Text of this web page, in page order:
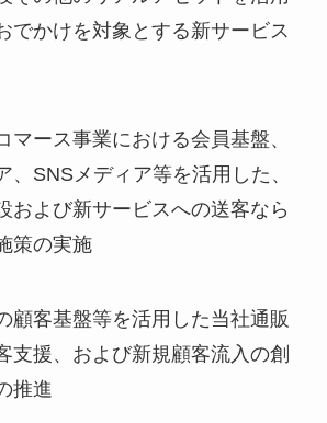
でかけを対象とする新サービス
ース事業における会員基盤、
、SNSメディア等を活用した、
および新サービスへの送客なら
策の実施
客基盤等を活用した当社通販
支援、および新規顧客流入の創
推進